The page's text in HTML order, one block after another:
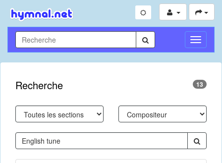
Toggle
Recherche 13